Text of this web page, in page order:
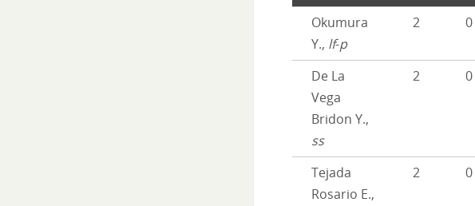
Okumura
Y., lf-p
2 0
De La
Vega
Bridon Y.,
ss
2 0
Tejada
Rosario E.,
2 0